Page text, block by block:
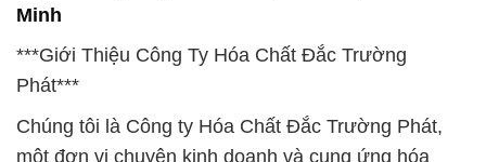
đối tác đáng tin cậy cho mọi nhu cầu của khách
hàng.
1. **Đa Dạng Sản Phẩm:**
– Chúng tôi hiểu rằng mỗi khách hàng có yêu cầu
đặc biệt trong việc sử dụng hóa chất. Vì vậy, chúng